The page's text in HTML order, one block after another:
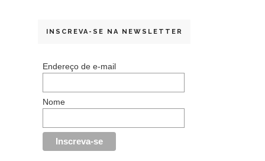
INSCREVA-SE NA NEWSLETTER
Endereço de e-mail
Nome